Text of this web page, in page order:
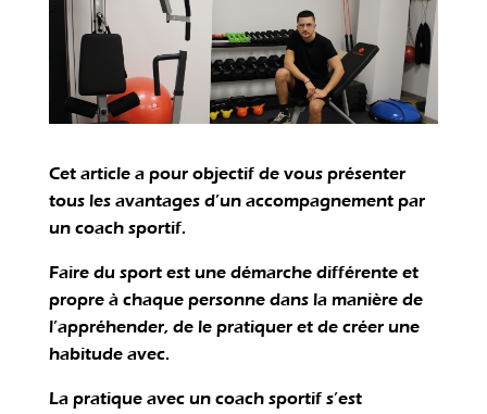
Cet article a pour objectif de vous présenter
tous les avantages d’un accompagnement par
un coach sportif.
Faire du sport est une démarche différente et
propre à chaque personne dans la manière de
l’appréhender, de le pratiquer et de créer une
habitude avec.
La pratique avec un coach sportif s’est